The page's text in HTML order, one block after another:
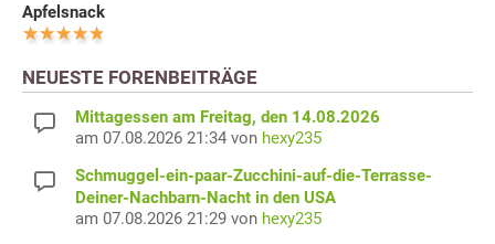
Apfelsnack
NEUESTE FORENBEITRÄGE
Mittagessen am Freitag, den 14.08.2026
am 07.08.2026 21:34 von hexy235
Schmuggel-ein-paar-Zucchini-auf-die-Terrasse-
Deiner-Nachbarn-Nacht in den USA
am 07.08.2026 21:29 von hexy235